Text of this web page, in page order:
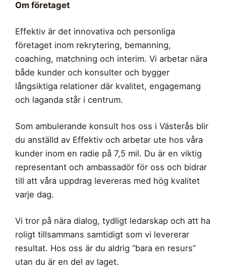
Om företaget
Effektiv är det innovativa och personliga
företaget inom rekrytering, bemanning,
coaching, matchning och interim. Vi arbetar nära
både kunder och konsulter och bygger
långsiktiga relationer där kvalitet, engagemang
och laganda står i centrum.
Som ambulerande konsult hos oss i Västerås blir
du anställd av Effektiv och arbetar ute hos våra
kunder inom en radie på 7,5 mil. Du är en viktig
representant och ambassadör för oss och bidrar
till att våra uppdrag levereras med hög kvalitet
varje dag.
Vi tror på nära dialog, tydligt ledarskap och att ha
roligt tillsammans samtidigt som vi levererar
resultat. Hos oss är du aldrig “bara en resurs”
utan du är en del av laget.